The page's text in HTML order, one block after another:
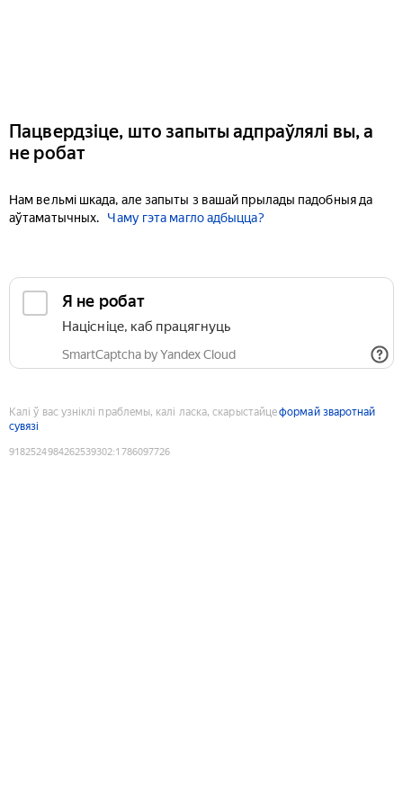
Пацвердзіце, што запыты адпраўлялі вы, а
не робат
Нам вельмі шкада, але запыты з вашай прылады падобныя да
аўтаматычных.
Чаму гэта магло адбыцца?
Я не робат
Націсніце, каб працягнуць
SmartCaptcha by Yandex Cloud
Калі ў вас узніклі праблемы, калі ласка, скарыстайцеформай зваротнай
сувязі
9182524984262539302:1786097726